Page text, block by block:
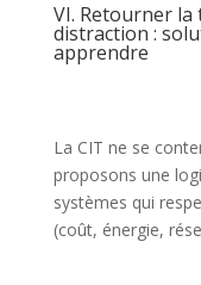
VI. Retourner
distraction :
apprendre
La CIT ne se
proposons une
systèmes qui
(coût, énergie,